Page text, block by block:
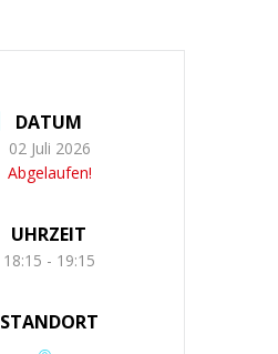
DATUM
02 Juli 2026
Abgelaufen!
UHRZEIT
18:15 - 19:15
STANDORT